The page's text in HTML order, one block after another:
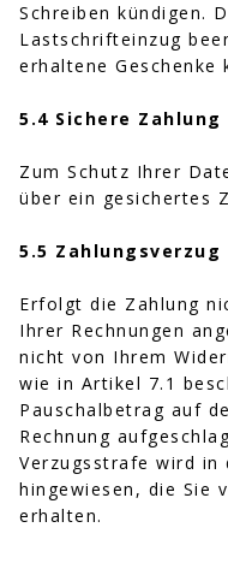
Schreiben kündigen.
Lastschrifteinzug
erhaltene Geschenke
5.4 Sichere Zahlung
Zum Schutz Ihrer
über ein gesichertes
5.5 Zahlungsverzug
Erfolgt die Zahlung
Ihrer Rechnungen
nicht von Ihrem
wie in Artikel 7.1
Pauschalbetrag auf
Rechnung
Verzugsstrafe wird in
hingewiesen, die Sie
erhalten.